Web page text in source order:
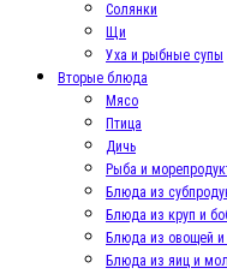
Солянки
Щи
Уха и рыбные супы
Вторые блюда
Мясо
Птица
Дичь
Рыба и
Блюда из
Блюда из круп и
Блюда из овощей и
Блюда из яиц и